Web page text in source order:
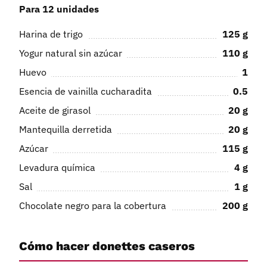
Para 12 unidades
Harina de trigo 125 g
Yogur natural sin azúcar
110 g
Huevo
1
Esencia de vainilla cucharadita
0.5
Aceite de girasol
20 g
Mantequilla derretida
20 g
Azúcar
115 g
Levadura química
4 g
Sal
1 g
Chocolate negro para la cobertura
200 g
Cómo hacer donettes caseros